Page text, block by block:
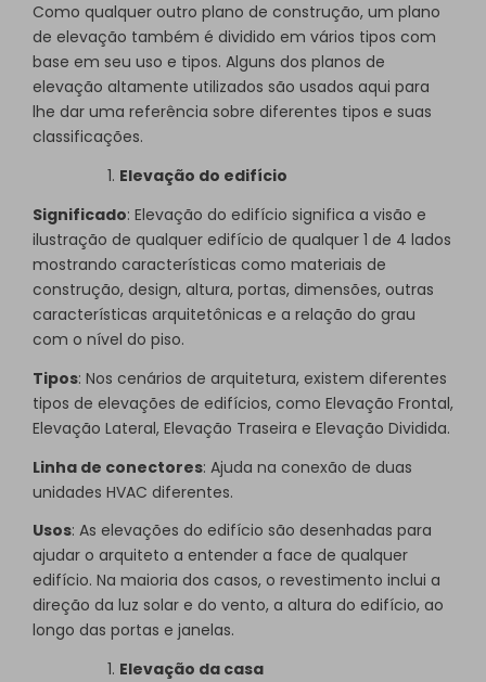
Como qualquer outro plano de construção, um plano
de elevação também é dividido em vários tipos com
base em seu uso e tipos. Alguns dos planos de
elevação altamente utilizados são usados aqui para
lhe dar uma referência sobre diferentes tipos e suas
classificações.
Elevação do edifício
Significado: Elevação do edifício significa a visão e
ilustração de qualquer edifício de qualquer 1 de 4 lados
mostrando características como materiais de
construção, design, altura, portas, dimensões, outras
características arquitetônicas e a relação do grau
com o nível do piso.
Tipos: Nos cenários de arquitetura, existem diferentes
tipos de elevações de edifícios, como Elevação Frontal,
Elevação Lateral, Elevação Traseira e Elevação Dividida.
Linha de conectores: Ajuda na conexão de duas
unidades HVAC diferentes.
Usos: As elevações do edifício são desenhadas para
ajudar o arquiteto a entender a face de qualquer
edifício. Na maioria dos casos, o revestimento inclui a
direção da luz solar e do vento, a altura do edifício, ao
longo das portas e janelas.
Elevação da casa